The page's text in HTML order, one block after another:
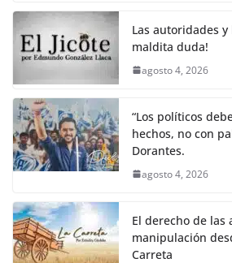
o
k
p k
Las autoridades y
maldita duda!
agosto 4, 2026
“Los políticos
hechos, no con
Dorantes.
agosto 4, 2026
El derecho de las
manipulación
Carreta